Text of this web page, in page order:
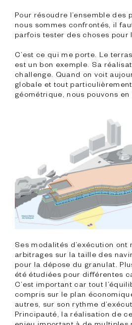
Pour résoudre l’ensemble des
nous sommes confrontés, il
parfois tester des choses pour
C’est ce qui me porte. Le
est un bon exemple. Sa
challenge. Quand on voit
globale et tout
géométrique, nous pouvons en
Ses modalités d’exécution ont
arbitrages sur la taille des
pour la dépose du granulat.
été étudiées pour différentes
C’est important car tout
compris sur le plan
autres, sur son rythme
Principauté, la réalisation de